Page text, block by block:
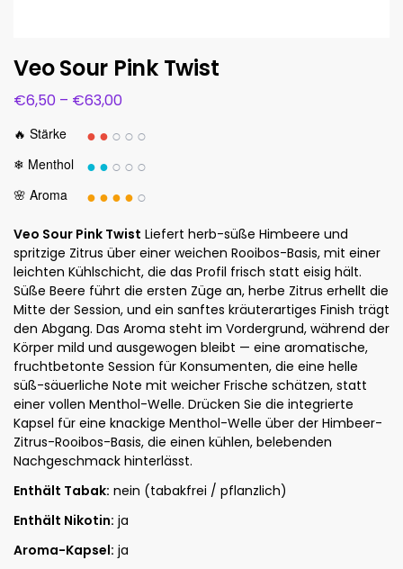
Veo Sour Pink Twist
€6,50 – €63,00
🔥 Stärke ●●○○○
❄ Menthol ●●○○○
🌸 Aroma ●●●●○
Veo Sour Pink Twist Liefert herb-süße Himbeere und
spritzige Zitrus über einer weichen Rooibos-Basis, mit einer
leichten Kühlschicht, die das Profil frisch statt eisig hält.
Süße Beere führt die ersten Züge an, herbe Zitrus erhellt die
Mitte der Session, und ein sanftes kräuterartiges Finish trägt
den Abgang. Das Aroma steht im Vordergrund, während der
Körper mild und ausgewogen bleibt — eine aromatische,
fruchtbetonte Session für Konsumenten, die eine helle
süß-säuerliche Note mit weicher Frische schätzen, statt
einer vollen Menthol-Welle. Drücken Sie die integrierte
Kapsel für eine knackige Menthol-Welle über der Himbeer-
Zitrus-Rooibos-Basis, die einen kühlen, belebenden
Nachgeschmack hinterlässt.
Enthält Tabak: nein (tabakfrei / pflanzlich)
Enthält Nikotin: ja
Aroma-Kapsel: ja